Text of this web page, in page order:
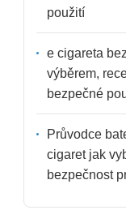
použití
e cigareta
výběrem,
bezpečné
Průvodce
cigaret jak
bezpečnost